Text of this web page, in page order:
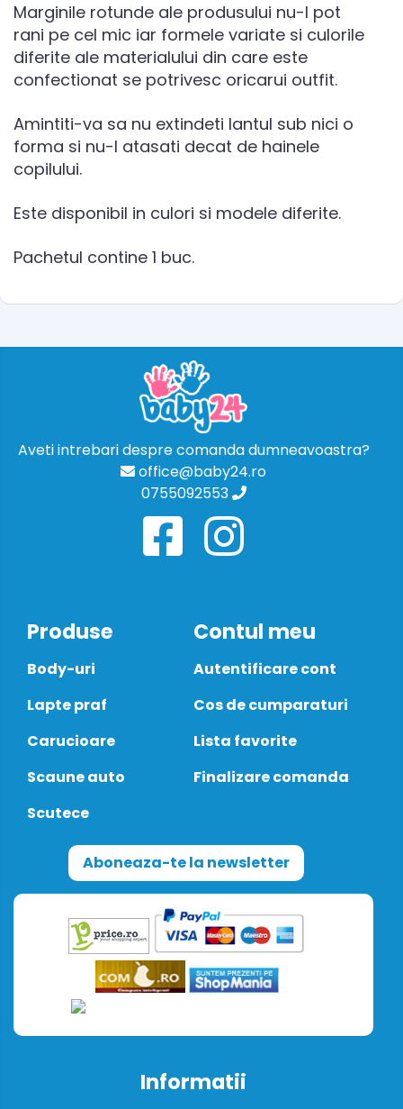
Marginile rotunde ale produsului nu-l pot
rani pe cel mic iar formele variate si culorile
diferite ale materialului din care este
confectionat se potrivesc oricarui outfit.
Amintiti-va sa nu extindeti lantul sub nici o
forma si nu-l atasati decat de hainele
copilului.
Este disponibil in culori si modele diferite.
Pachetul contine 1 buc.
Aveti intrebari despre comanda dumneavoastra?
office@baby24.ro
0755092553
Produse
Body-uri
Lapte praf
Carucioare
Scaune auto
Scutece
Contul meu
Autentificare cont
Cos de cumparaturi
Lista favorite
Finalizare comanda
Aboneaza-te la newsletter
Informatii